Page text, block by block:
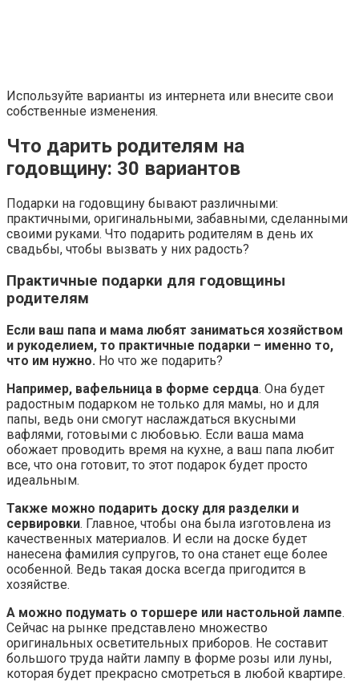
Используйте варианты из интернета или внесите свои
собственные изменения.
Что дарить родителям на
годовщину: 30 вариантов
Подарки на годовщину бывают различными:
практичными, оригинальными, забавными, сделанными
своими руками. Что подарить родителям в день их
свадьбы, чтобы вызвать у них радость?
Практичные подарки для годовщины
родителям
Если ваш папа и мама любят заниматься хозяйством
и рукоделием, то практичные подарки – именно то,
что им нужно. Но что же подарить?
Например, вафельница в форме сердца. Она будет
радостным подарком не только для мамы, но и для
папы, ведь они смогут наслаждаться вкусными
вафлями, готовыми с любовью. Если ваша мама
обожает проводить время на кухне, а ваш папа любит
все, что она готовит, то этот подарок будет просто
идеальным.
Также можно подарить доску для разделки и
сервировки. Главное, чтобы она была изготовлена из
качественных материалов. И если на доске будет
нанесена фамилия супругов, то она станет еще более
особенной. Ведь такая доска всегда пригодится в
хозяйстве.
А можно подумать о торшере или настольной лампе.
Сейчас на рынке представлено множество
оригинальных осветительных приборов. Не составит
большого труда найти лампу в форме розы или луны,
которая будет прекрасно смотреться в любой квартире.